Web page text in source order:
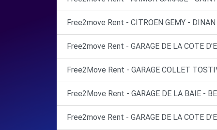
Free2move Rent - CITROEN GEMY - DINAN
Free2move Rent - GARAGE DE LA COTE
Free2Move Rent - GARAGE COLLET
Free2Move Rent - GARAGE DE LA BAIE -
Free2move Rent - GARAGE DE LA COTE